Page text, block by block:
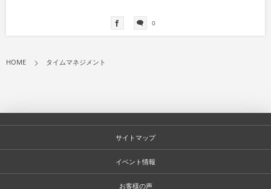
0
HOME タイムマネジメント
サイトマップ
イベント情報
お客様の声